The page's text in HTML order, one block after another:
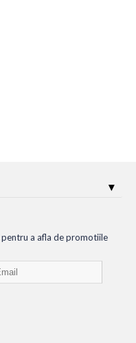
pentru a afla de promotiile